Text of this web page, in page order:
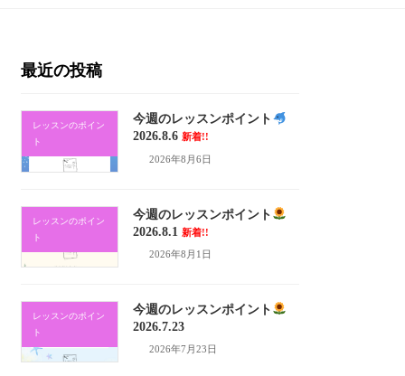
最近の投稿
レッスンのポイン
ト
今週のレッスンポイント
2026.8.6 新着!!
2026年8月6日
レッスンのポイン
ト
今週のレッスンポイント
2026.8.1 新着!!
2026年8月1日
レッスンのポイン
ト
今週のレッスンポイント
2026.7.23
2026年7月23日